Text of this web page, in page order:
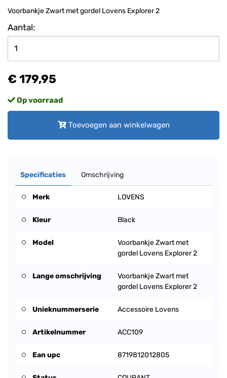
Voorbankje Zwart met gordel Lovens Explorer 2
Aantal:
€ 179,95
Op voorraad
Toevoegen aan winkelwagen
Specificaties Omschrijving
Merk LOVENS
Kleur Black
Model
Voorbankje Zwart met
gordel Lovens Explorer 2
Lange omschrijving
Voorbankje Zwart met
gordel Lovens Explorer 2
Unieknummerserie Accessoire Lovens
Artikelnummer ACC109
Ean upc 8719812012805